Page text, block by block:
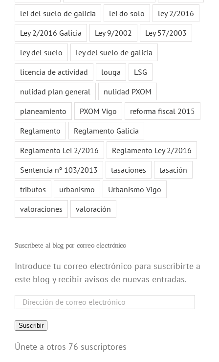
lei del suelo de galicia lei do solo
ley 2/2016
Ley 2/2016 Galicia
Ley 9/2002
Ley 57/2003
ley del suelo
ley del suelo de galicia
licencia de actividad
louga
LSG
nulidad plan general
nulidad PXOM
planeamiento
PXOM Vigo
reforma fiscal 2015
Reglamento
Reglamento Galicia
Reglamento Lei 2/2016
Reglamento Ley 2/2016
Sentencia nº 103/2013
tasaciones
tasación
tributos
urbanismo
Urbanismo Vigo
valoraciones
valoración
Suscríbete al blog por correo electrónico
Introduce tu correo electrónico para suscribirte a
este blog y recibir avisos de nuevas entradas.
Dirección
correo
electrónico
Suscribir
Únete a otros 76 suscriptores